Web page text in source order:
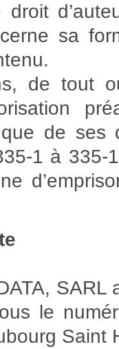
droit
sa
de tout
de
1 à 335-
le
Saint